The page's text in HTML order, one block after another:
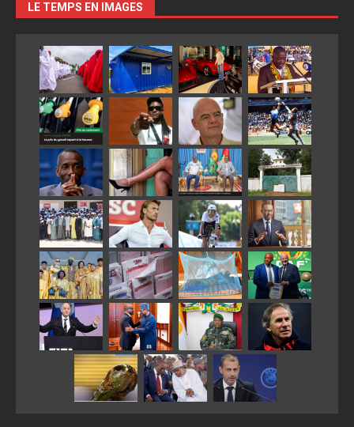
LE TEMPS EN IMAGES